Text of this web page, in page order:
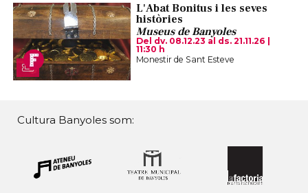
L'Abat Bonitus i les seves
històries
Museus de Banyoles
Del dv. 08.12.23 al ds. 21.11.26
11:30 h
Monestir de Sant Esteve
Cultura Banyoles som: